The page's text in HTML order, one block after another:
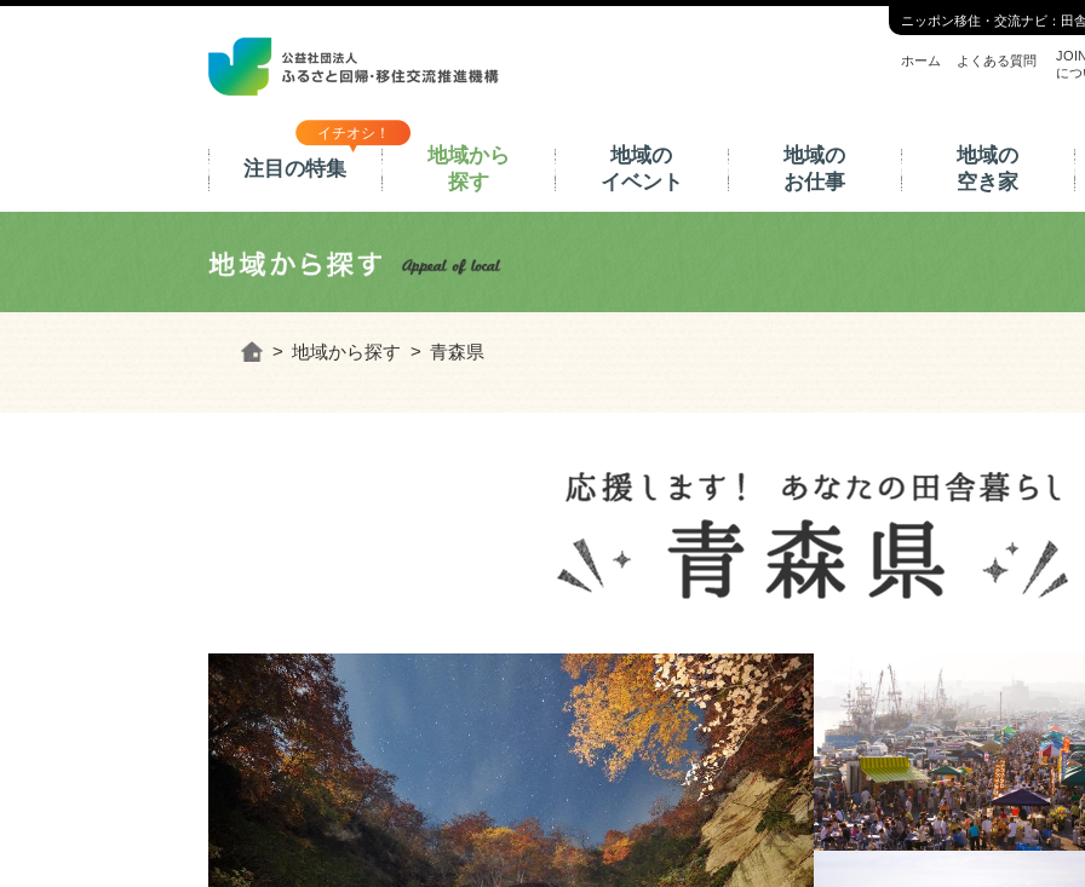
ニッポン移住・交流ナビ：田
ホーム よくある質問
に
イチオシ！
注目の特集
地域から
探す
地域の
イベント
地域の
お仕事
地域の
空き家
ホーム 地域から探す 青森県